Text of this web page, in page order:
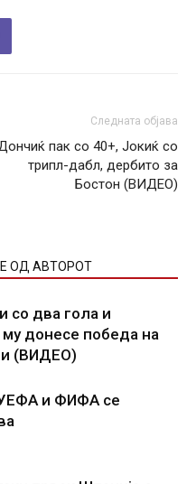
Следната објава
пак со 40+, Јокиќ со
трипл-дабл, дербито за
Бостон (ВИДЕО)
ОД АВТОРОТ
со два гола и
му донесе победа на
(ВИДЕО)
и ФИФА се